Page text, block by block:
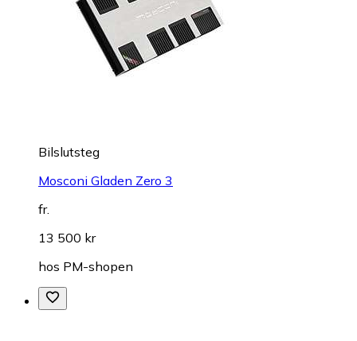
Bilslutsteg
Mosconi Gladen Zero 3
fr.
13 500 kr
hos PM-shopen